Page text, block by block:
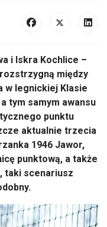
i Iskra Kochlice –
między
w legnickiej Klasie
tym samym awansu
punktu
aktualnie trzecia
1946 Jawor,
punktową, a także
taki scenariusz